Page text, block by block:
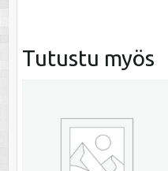
Tutustu myös